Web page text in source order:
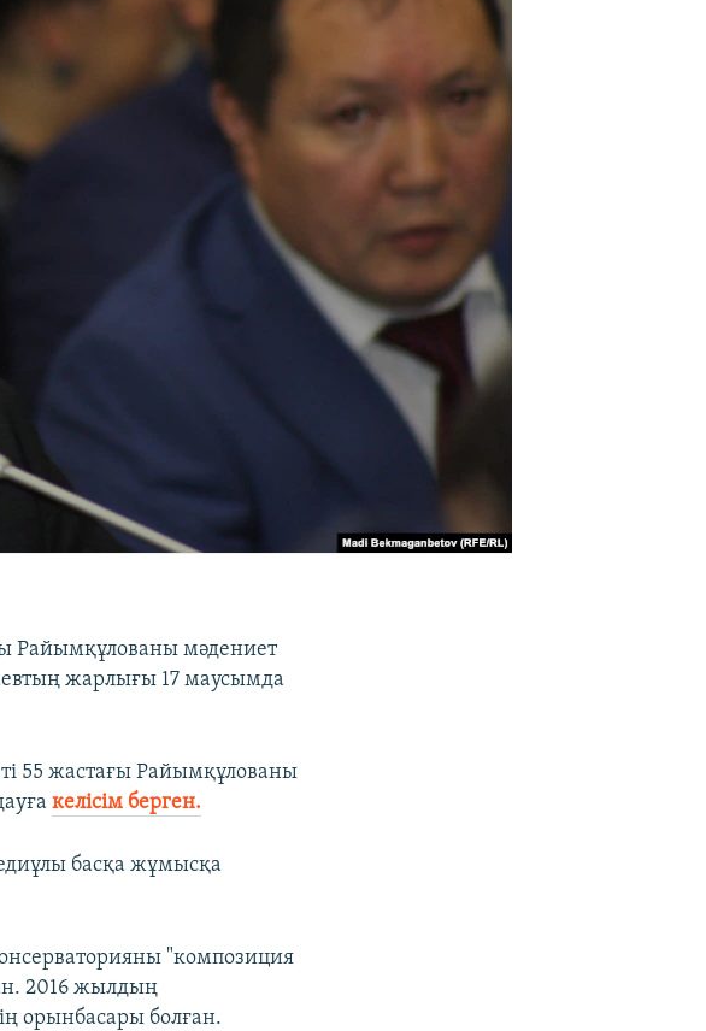
Райымқұлованы мәдениет
жарлығы 17 маусымда
55 жастағы Райымқұлованы
келісім берген.
басқа жұмысқа
"композиция
2016 жылдың
орынбасары болған.